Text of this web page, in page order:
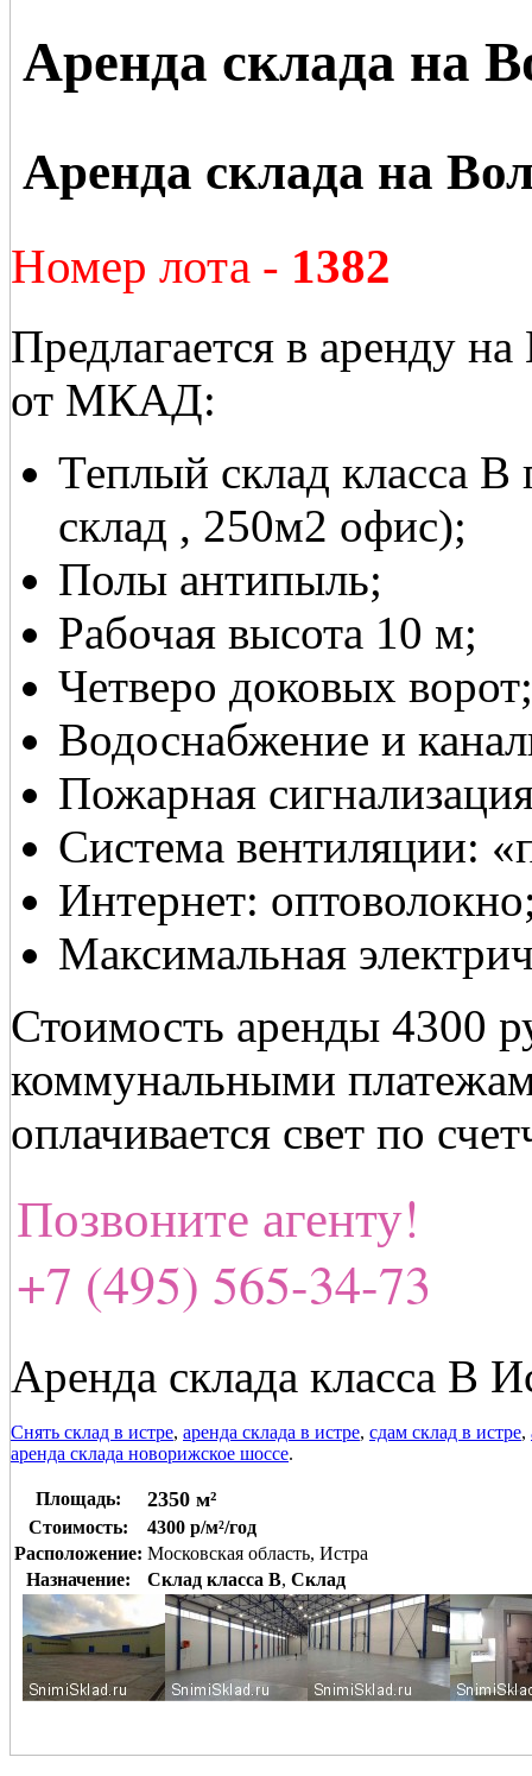
Аренда склада на
Аренда склада на
Номер лота - 1382
Предлагается в аренду
от МКАД:
Теплый склад класса
склад , 250м2 офис);
Полы антипыль;
Рабочая высота 10 м;
Четверо доковых ворот;
Водоснабжение и
Пожарная
Система вентиляции:
Интернет:
Максимальная
Стоимость аренды 4300
коммунальными
оплачивается свет по
Позвоните агенту!
+7 (495) 565-34-73
Аренда склада класса В
Снять склад в истре, аренда склада в истре, сдам склад в истре,
аренда склада новорижское шоссе.
Площадь: 2350 м²
Стоимость:
4300 р/м²/год
Расположение: Московская область, Истра
Назначение:
Склад класса B, Склад